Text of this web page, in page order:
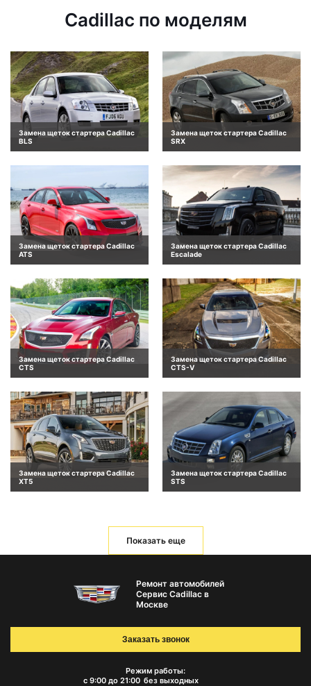
Cadillac по моделям
Замена щеток стартера Cadillac
BLS
Замена щеток стартера Cadillac
SRX
Замена щеток стартера Cadillac
ATS
Замена щеток стартера Cadillac
Escalade
Замена щеток стартера Cadillac
CTS
Замена щеток стартера Cadillac
CTS-V
Замена щеток стартера Cadillac
XT5
Замена щеток стартера Cadillac
STS
Показать еще
Ремонт автомобилей
Сервис Cadillac в
Москве
Режим работы:
с 9:00 до 21:00 без выходных
Заказать звонок